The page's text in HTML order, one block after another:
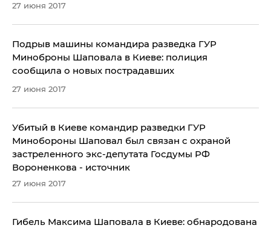
27 июня 2017
Подрыв машины командира разведка ГУР
Миноброны Шаповала в Киеве: полиция
сообщила о новых пострадавших
27 июня 2017
Убитый в Киеве командир разведки ГУР
Минобороны Шаповал был связан с охраной
застреленного экс-депутата Госдумы РФ
Вороненкова - источник
27 июня 2017
Гибель Максима Шаповала в Киеве: обнародована